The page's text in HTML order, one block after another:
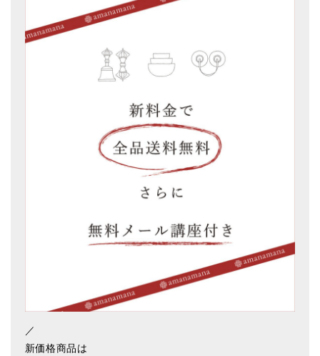
オンラインショップ
アマナマナのシンギングボウル
チベット・シンギングボウル
新・鍛造スペシャル
人気の3点セット
特大シンギングボウル・特殊柄
スティック・マレット・リング（台座）
アマナマナのティンシャ
／
新価格商品は